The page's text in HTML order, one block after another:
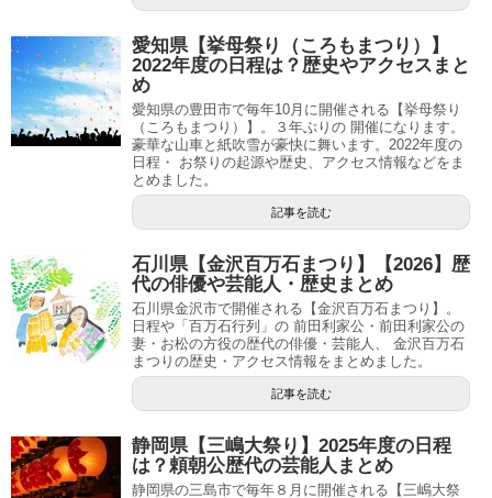
愛知県【挙母祭り（ころもまつり）】
2022年度の日程は？歴史やアクセスまと
め
愛知県の豊田市で毎年10月に開催される【挙母祭り
（ころもまつり）】。３年ぶりの 開催になります。
豪華な山車と紙吹雪が豪快に舞います。2022年度の
日程・ お祭りの起源や歴史、アクセス情報などをま
とめました。
記事を読む
石川県【金沢百万石まつり】【2026】歴
代の俳優や芸能人・歴史まとめ
石川県金沢市で開催される【金沢百万石まつり】。
日程や「百万石行列」の 前田利家公・前田利家公の
妻・お松の方役の歴代の俳優・芸能人、 金沢百万石
まつりの歴史・アクセス情報をまとめました。
記事を読む
静岡県【三嶋大祭り】2025年度の日程
は？頼朝公歴代の芸能人まとめ
静岡県の三島市で毎年８月に開催される【三嶋大祭